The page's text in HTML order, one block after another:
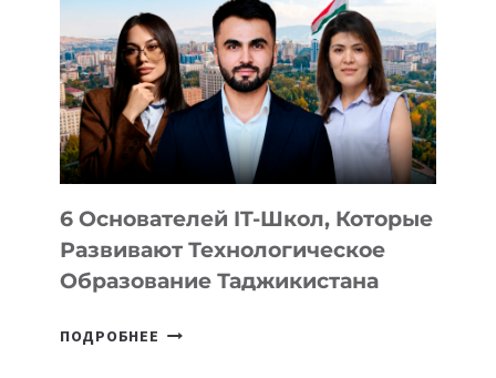
ВИДА
НОВОГО
УСТРОЙСТВА
ОТ
OPENAI
6 Основателей IT-Школ, Которые
Развивают Технологическое
Образование Таджикистана
ПОДРОБНЕЕ